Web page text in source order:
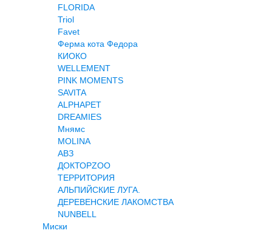
FLORIDA
Triol
Favet
Ферма кота Федора
КИОКО
WELLEMENT
PINK MOMENTS
SAVITA
ALPHAPET
DREAMIES
Мнямс
MOLINA
АВЗ
ДОКТОРZOO
ТЕРРИТОРИЯ
АЛЬПИЙСКИЕ ЛУГА.
ДЕРЕВЕНСКИЕ ЛАКОМСТВА
NUNBELL
Миски